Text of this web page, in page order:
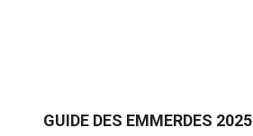
GUIDE DES EMMERDES 2025